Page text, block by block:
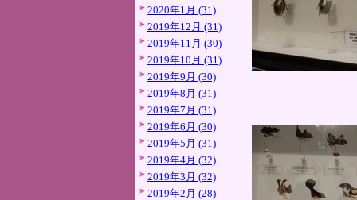
2020年1月 (31)
2019年12月 (31)
2019年11月 (30)
2019年10月 (31)
2019年9月 (30)
2019年8月 (31)
2019年7月 (31)
2019年6月 (30)
2019年5月 (31)
2019年4月 (32)
2019年3月 (32)
2019年2月 (28)